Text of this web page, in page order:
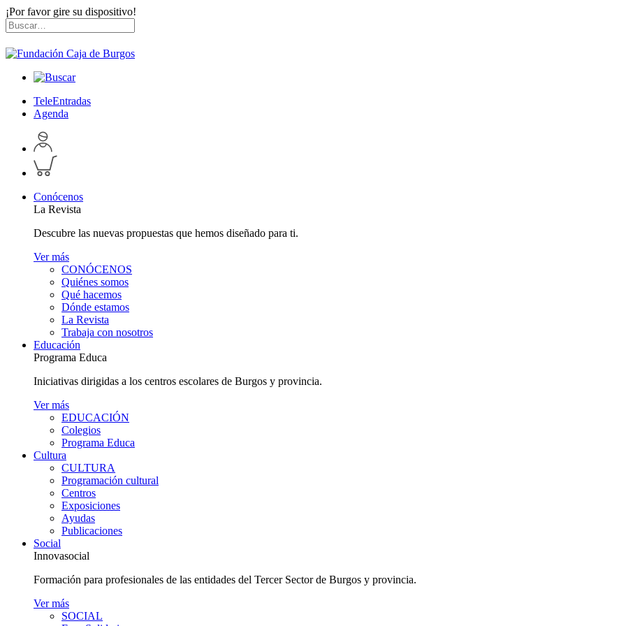
¡Por favor gire su dispositivo!
Skip
to
content
Buscar
por:
TeleEntradas
Agenda
Acceder
a
perfil
personal
Inspeccionar
carrito
Conócenos
La Revista
Descubre las nuevas propuestas que hemos diseñado para ti.
Ver más
CONÓCENOS
Quiénes somos
Qué hacemos
Dónde estamos
La Revista
Trabaja con nosotros
Educación
Programa Educa
Iniciativas dirigidas a los centros escolares de Burgos y provincia.
Ver más
EDUCACIÓN
Colegios
Programa Educa
Cultura
CULTURA
Programación cultural
Centros
Exposiciones
Ayudas
Publicaciones
Social
Innovasocial
Formación para profesionales de las entidades del Tercer Sector de Burgos y provincia.
Ver más
SOCIAL